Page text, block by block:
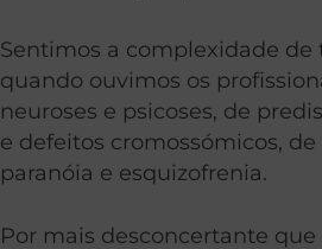
Sentimos a complexidade de
quando ouvimos os
neuroses e psicoses, de
e defeitos cromossómicos,
paranóia e esquizofrenia.
Por mais desconcertante que